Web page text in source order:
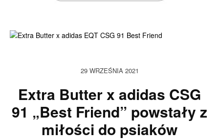
29 WRZEŚNIA 2021
Extra Butter x adidas CSG
91 „Best Friend” powstały z
miłości do psiaków